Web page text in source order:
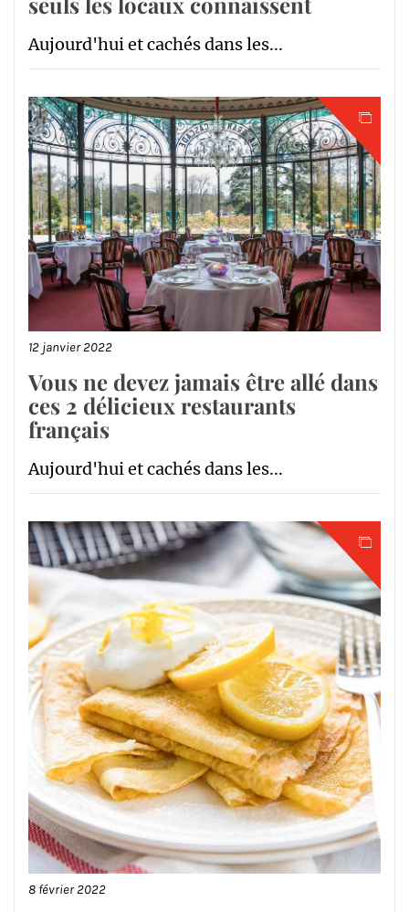
Aujourd'hui et cachés dans les...
12 janvier 2022
Vous ne devez jamais être allé dans
ces 2 délicieux restaurants
français
Aujourd'hui et cachés dans les...
8 février 2022